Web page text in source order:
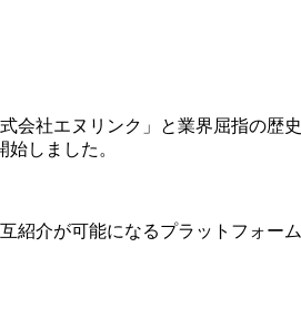
社エヌリンク」と業界屈指の歴
しました。
紹介が可能になるプラットフォー